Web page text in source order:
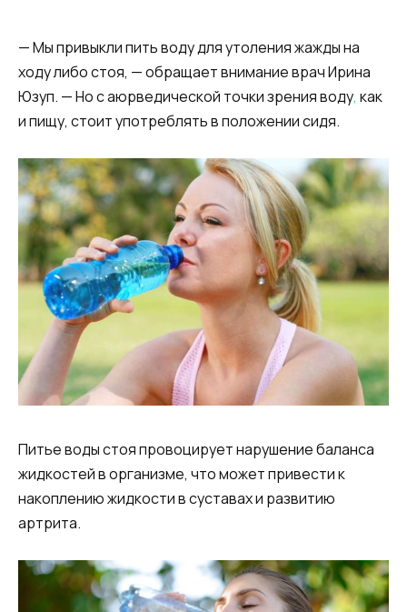
— Мы привыкли пить воду для утоления жажды на
ходу либо стоя, — обращает внимание врач Ирина
Юзуп. — Но с аюрведической точки зрения воду, как
и пищу, стоит употреблять в положении сидя.
Питье воды стоя провоцирует нарушение баланса
жидкостей в организме, что может привести к
накоплению жидкости в суставах и развитию
артрита.